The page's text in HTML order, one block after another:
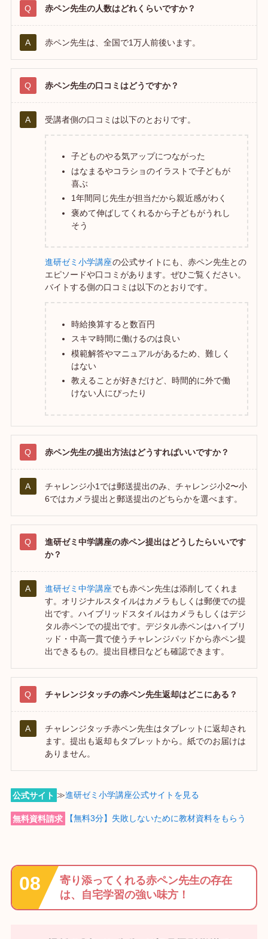
赤ペン先生の人数はどれくらいですか？
赤ペン先生は、全国で1万人前後います。
赤ペン先生の口コミはどうですか？
受講者側の口コミは以下のとおりです。
子どものやる気アップにつながった
はなまるやコラショのイラストで子どもが
喜ぶ
1年間同じ先生が担当だから親近感がわく
褒めて伸ばしてくれるから子どもがうれし
そう
進研ゼミ小学講座の公式サイトにも、赤ペン先生との
エピソードや口コミがあります。ぜひご覧ください。
バイトする側の口コミは以下のとおりです。
時給換算すると数百円
スキマ時間に働けるのは良い
模範解答やマニュアルがあるため、難しく
はない
教えることが好きだけど、時間的に外で働
けない人にぴったり
赤ペン先生の提出方法はどうすればいいですか？
チャレンジ小1では郵送提出のみ、チャレンジ小2〜小
6ではカメラ提出と郵送提出のどちらかを選べます。
進研ゼミ中学講座の赤ペン提出はどうしたらいいです
か？
進研ゼミ中学講座でも赤ペン先生は添削してくれま
す。オリジナルスタイルはカメラもしくは郵便での提
出です。ハイブリッドスタイルはカメラもしくはデジ
タル赤ペンでの提出です。デジタル赤ペンはハイブリ
ッド・中高一貫で使うチャレンジパッドから赤ペン提
出できるもの。提出目標日なども確認できます。
チャレンジタッチの赤ペン先生返却はどこにある？
チャレンジタッチ赤ペン先生はタブレットに返却され
ます。提出も返却もタブレットから。紙でのお届けは
ありません。
公式サイト ≫進研ゼミ小学講座公式サイトを見る
無料資料請求 【無料3分】失敗しないために教材資料をもらう
寄り添ってくれる赤ペン先生の存在
は、自宅学習の強い味方！